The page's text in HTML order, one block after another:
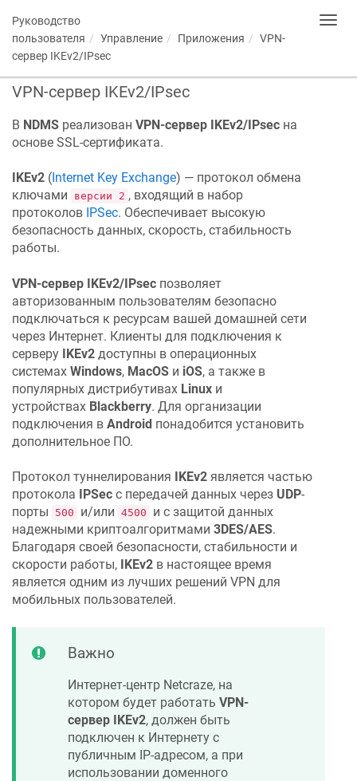
Руководство
пользователя
Управление Приложения
VPN-
сервер IKEv2/IPsec
VPN-сервер IKEv2/IPsec
В NDMS реализован VPN-сервер IKEv2/IPsec на
основе SSL-сертификата.
IKEv2 ( Internet Key Exchange) — протокол обмена
ключами
версии 2 , входящий в набор
протоколов IPSec. Обеспечивает высокую
безопасность данных, скорость, стабильность
работы.
VPN-сервер IKEv2/IPsec позволяет
авторизованным пользователям безопасно
подключаться к ресурсам вашей домашней сети
через Интернет. Клиенты для подключения к
серверу IKEv2 доступны в операционных
системах Windows, MacOS и iOS, а также в
популярных дистрибутивах Linux и
устройствах Blackberry. Для организации
подключения в Android понадобится установить
дополнительное ПО.
Протокол туннелирования IKEv2 является частью
протокола
IPSec с передачей данных через UDP-
порты
500 и/или 4500
и с защитой данных
надежными криптоалгоритмами 3DES/AES.
Благодаря своей безопасности, стабильности и
скорости работы,
IKEv2 в настоящее время
является одним из лучших решений VPN для
мобильных пользователей.
Важно
Интернет-центр Netcraze, на
котором будет работать VPN-
сервер IKEv2, должен быть
подключен к Интернету с
публичным IP-адресом, а при
использовании доменного